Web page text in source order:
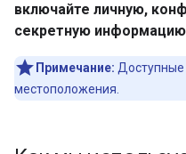
включайте личную,
секретную
Примечание: Доступные
местоположения.